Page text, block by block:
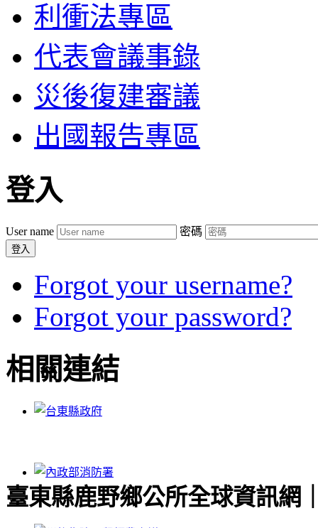
利衝法專區
代表會議事錄
災後復建審議
出國報告專區
登入
User name 密碼
登入
Forgot your username?
Forgot your password?
相關連結
臺東縣鹿野鄉公所全球資訊網